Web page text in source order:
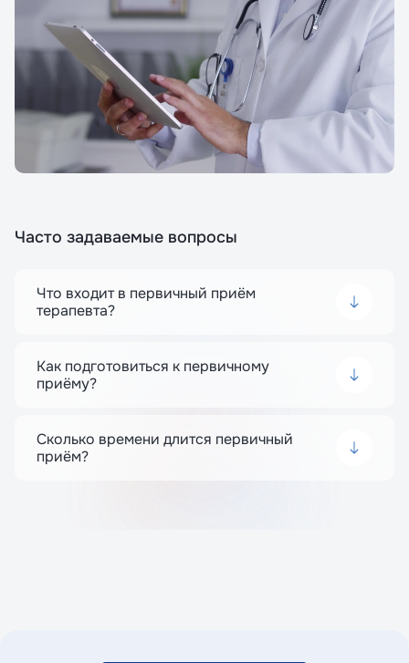
Часто задаваемые вопросы
Что входит в первичный приём
терапевта?
заключение врача.
Как подготовиться к первичному
приёму?
принимаемых лекарств и жалоб.
Сколько времени длится первичный
приём?